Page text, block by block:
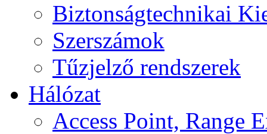
Biztonságtechnikai
Szerszámok
Tűzjelző rendszerek
Hálózat
Access Point, Range